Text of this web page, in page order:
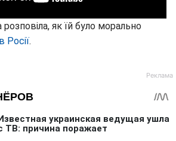
як їй було морально
Росії.